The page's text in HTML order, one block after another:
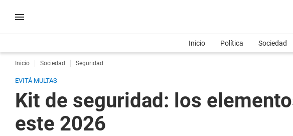
Inicio Política Sociedad
Inicio Sociedad Seguridad
EVITÁ MULTAS
Kit de seguridad: los
este 2026